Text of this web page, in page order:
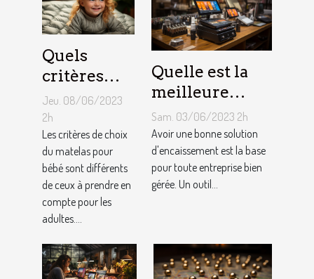
Quels
critères
pour
choisir un
matelas de
bébé ?
Jeu. 08/06/2023
2h
Les critères de choix
du matelas pour
bébé sont différents
de ceux à prendre en
compte pour les
adultes....
Quelle est la
meilleure
solution
d'encaissement
pour votre
entreprise ?
Sam. 03/06/2023 2h
Avoir une bonne solution
d'encaissement est la base
pour toute entreprise bien
gérée. Un outil...